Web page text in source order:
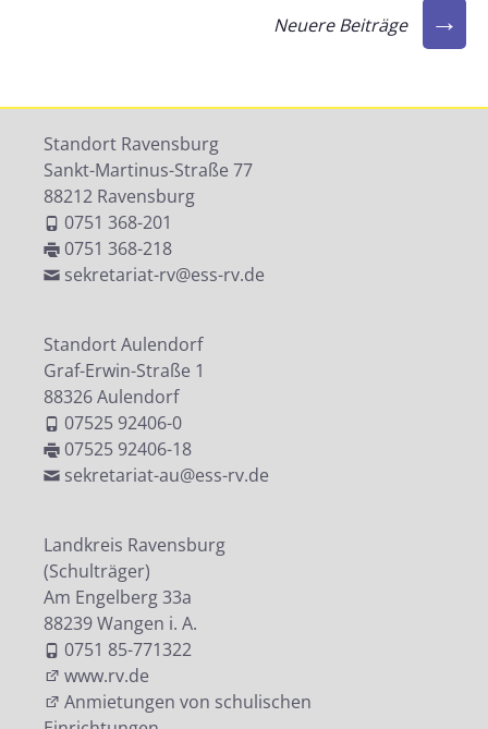
Neuere Beiträge →
Standort Ravensburg
Sankt-Martinus-Straße 77
88212 Ravensburg
0751 368-201
0751 368-218
sekretariat-rv@ess-rv.de
Standort Aulendorf
Graf-Erwin-Straße 1
88326 Aulendorf
07525 92406-0
07525 92406-18
sekretariat-au@ess-rv.de
Landkreis Ravensburg
(Schulträger)
Am Engelberg 33a
88239 Wangen i. A.
0751 85-771322
www.rv.de
Anmietungen von schulischen